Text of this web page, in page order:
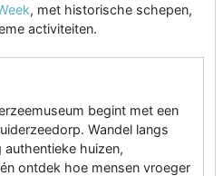
, met historische schepen,
activiteiten.
begint met een
Wandel langs
huizen,
ontdek hoe mensen vroeger